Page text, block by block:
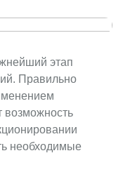
этап
Правильно
возможность
необходимые